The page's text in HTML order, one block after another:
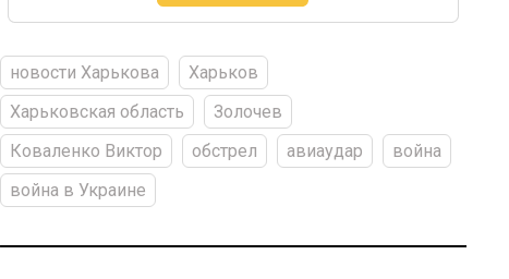
новости Харькова
Харьков
Харьковская область
Золочев
Коваленко Виктор
обстрел авиаудар
война
война в Украине